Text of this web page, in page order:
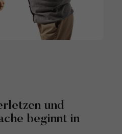
und
beginnt in